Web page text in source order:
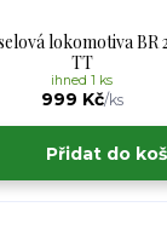
lokomotiva BR
TT
999 Kč/ks
ihned 1 ks
Přidat do